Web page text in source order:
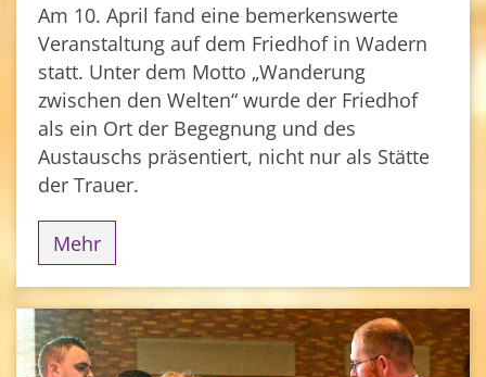
Am 10. April fand eine bemerkenswerte
Veranstaltung auf dem Friedhof in Wadern
statt. Unter dem Motto „Wanderung
zwischen den Welten“ wurde der Friedhof
als ein Ort der Begegnung und des
Austauschs präsentiert, nicht nur als Stätte
der Trauer.
Mehr